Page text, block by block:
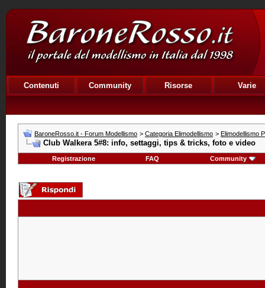
Contenuti Community Risorse Varie
BaroneRosso.it - Forum Modellismo > Categoria Elimodellismo > Elimodellismo
Club Walkera 5#8: info, settaggi, tips & tricks, foto e video
Registrazione FAQ Community